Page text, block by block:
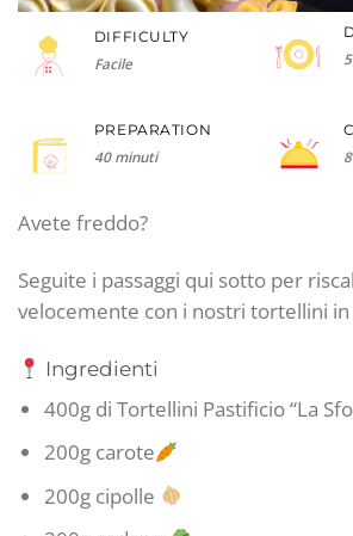
DIFFICULTY
Facile
PREPARATION
40 minuti
Avete freddo?
Seguite i passaggi qui sotto per
velocemente con i nostri tortellini
Ingredienti
400g di Tortellini Pastificio “La
200g carote
200g cipolle